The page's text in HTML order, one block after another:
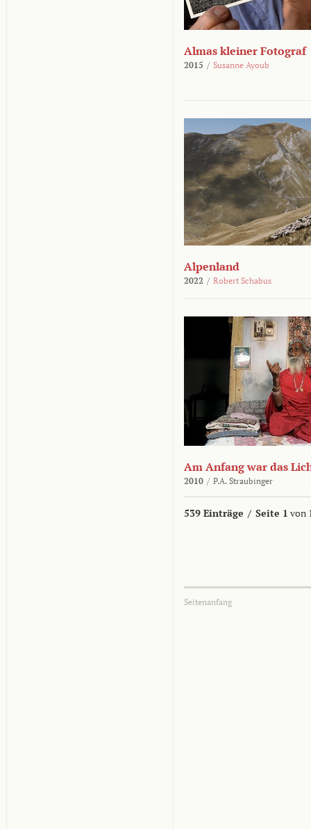
Almas kleiner Fotograf
2015 / Susanne Ayoub
Alpenland
2022 / Robert Schabus
Am Anfang war das
2010 / P.A. Straubinger
539 Einträge / Seite 1 von
Seitenanfang